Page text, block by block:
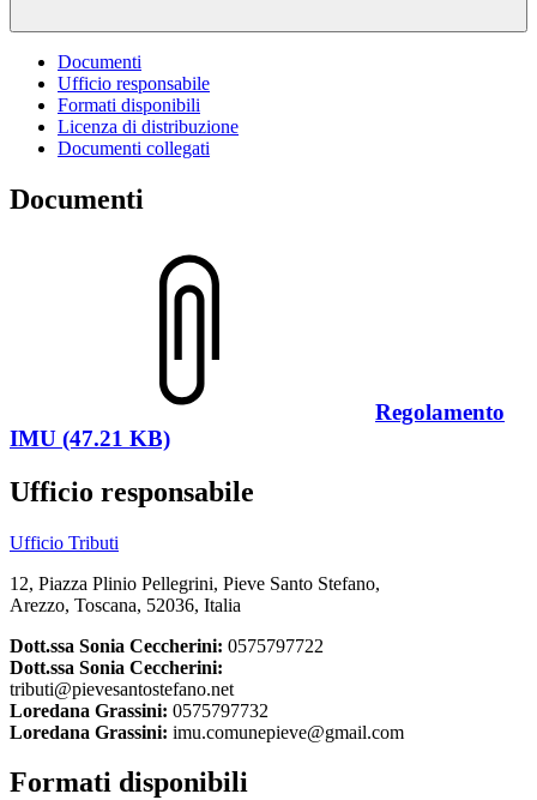
Documenti
Ufficio responsabile
Formati disponibili
Licenza di distribuzione
Documenti collegati
Documenti
Regolamento
IMU (47.21 KB)
Ufficio responsabile
Ufficio Tributi
12, Piazza Plinio Pellegrini, Pieve Santo Stefano,
Arezzo, Toscana, 52036, Italia
Dott.ssa Sonia Ceccherini: 0575797722
Dott.ssa Sonia Ceccherini:
tributi@pievesantostefano.net
Loredana Grassini: 0575797732
Loredana Grassini: imu.comunepieve@gmail.com
Formati disponibili